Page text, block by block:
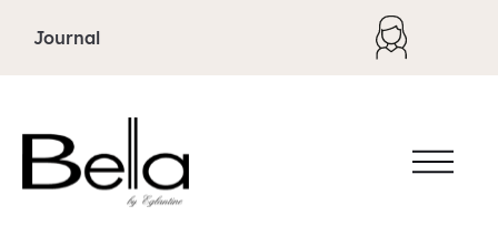
Journal